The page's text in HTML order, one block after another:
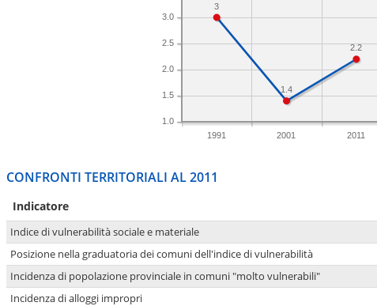
1991 2001 2011
1.0
1.5
2.0
2.5
3.0
2.2
1.4
3
CONFRONTI TERRITORIALI AL 2011
Indicatore
Indice di vulnerabilità sociale e materiale
Posizione nella graduatoria dei comuni dell'indice di vulnerabilità
Incidenza di popolazione provinciale in comuni "molto vulnerabili"
Incidenza di alloggi impropri